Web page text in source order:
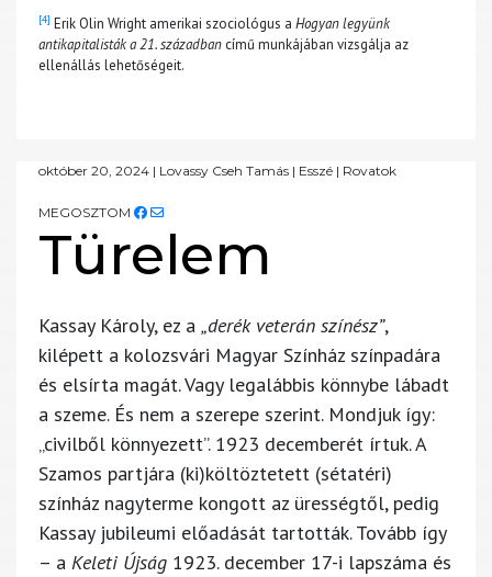
[4] Erik Olin Wright amerikai szociológus a Hogyan legyünk
antikapitalisták a 21. században című munkájában vizsgálja az
ellenállás lehetőségeit.
október 20, 2024 | Lovassy Cseh Tamás | Esszé | Rovatok
MEGOSZTOM
Türelem
Kassay Károly, ez a „derék veterán színész”,
kilépett a kolozsvári Magyar Színház színpadára
és elsírta magát. Vagy legalábbis könnybe lábadt
a szeme. És nem a szerepe szerint. Mondjuk így:
„civilből könnyezett”. 1923 decemberét írtuk. A
Szamos partjára (ki)költöztetett (sétatéri)
színház nagyterme kongott az ürességtől, pedig
Kassay jubileumi előadását tartották. Tovább így
– a Keleti Újság 1923. december 17-i lapszáma és